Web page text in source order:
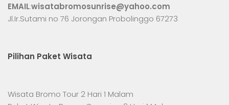
EMAIL:wisatabromosunrise@yahoo.com
Jl.Ir.Sutami no 76 Jorongan Probolinggo 67273
Pilihan Paket Wisata
Wisata Bromo Tour 2 Hari 1 Malam